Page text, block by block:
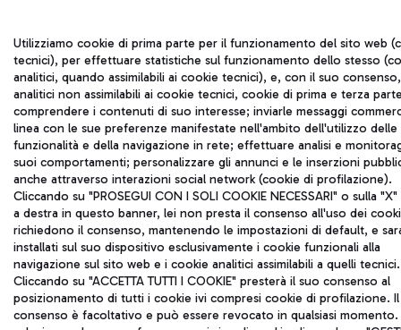
Utilizziamo cookie di prima parte per il funzionamento del sito web
tecnici), per effettuare statistiche sul funzionamento dello stesso
analitici, quando assimilabili ai cookie tecnici), e, con il suo
analitici non assimilabili ai cookie tecnici, cookie di prima e terza
comprendere i contenuti di suo interesse; inviarle messaggi
linea con le sue preferenze manifestate nell'ambito dell'utilizzo delle
funzionalità e della navigazione in rete; effettuare analisi e
suoi comportamenti; personalizzare gli annunci e le inserzioni
anche attraverso interazioni social network (cookie di profilazione).
Cliccando su "PROSEGUI CON I SOLI COOKIE NECESSARI" o sulla
a destra in questo banner, lei non presta il consenso all'uso dei
richiedono il consenso, mantenendo le impostazioni di default, e
installati sul suo dispositivo esclusivamente i cookie funzionali alla
navigazione sul sito web e i cookie analitici assimilabili a quelli tecnici.
Cliccando su "ACCETTA TUTTI I COOKIE" presterà il suo consenso al
posizionamento di tutti i cookie ivi compresi cookie di profilazione. Il
consenso è facoltativo e può essere revocato in qualsiasi